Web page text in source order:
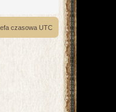
czasowa UTC